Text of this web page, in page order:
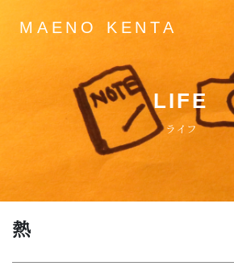
Main Navigation
MAENO KENTA
LIFE
ライフ
熱